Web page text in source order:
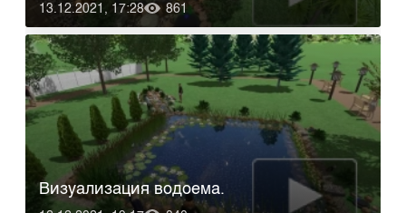
13.12.2021, 17:28 861
Визуализация водоема.